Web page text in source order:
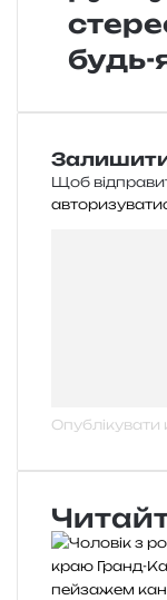
будь-
Залишити
Щоб